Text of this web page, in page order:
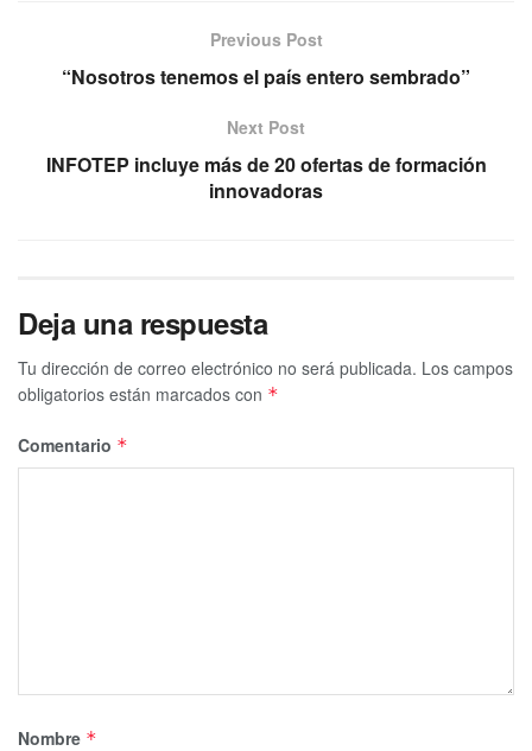
Previous Post
“Nosotros tenemos el país entero sembrado”
Next Post
INFOTEP incluye más de 20 ofertas de formación
innovadoras
Deja una respuesta
Tu dirección de correo electrónico no será publicada. Los campos
obligatorios están marcados con *
Comentario *
Nombre *